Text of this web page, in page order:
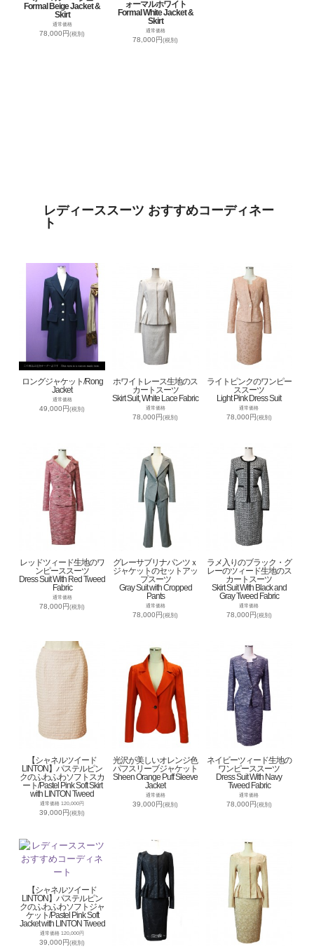
Formal Beige Jacket &
Skirt
通常価格
78,000円(税別)
ォーマルホワイト
Formal White Jacket &
Skirt
通常価格
78,000円(税別)
レディーススーツ おすすめコーディネー
ト
ロングジャケット/Rong
Jacket
通常価格
49,000円(税別)
ホワイトレース生地のス
カートスーツ
Skirt Suit, White Lace Fabric
通常価格
78,000円(税別)
ライトピンクのワンピー
ススーツ
Light Pink Dress Suit
通常価格
78,000円 (税別)
レッドツィード生地のワ
ンピーススーツ
Dress Suit With Red Tweed
Fabric
通常価格
78,000円(税別)
グレーサブリナパンツｘ
ジャケットのセットアッ
プスーツ
Gray Suit with Cropped
Pants
通常価格
78,000円(税別)
ラメ入りのブラック・グ
レーのツィード生地のス
カートスーツ
Skirt Suit With Black and
Gray Tweed Fabric
通常価格
78,000円(税別)
【シャネルツイード
LINTON】パステルピン
クのふわふわソフトスカ
ート/Pastel Pink Soft Skirt
with LINTON Tweed
通常価格 120,000円
39,000円(税別)
光沢が美しいオレンジ色
パフスリーブジャケット
Sheen Orange Puff Sleeve
Jacket
通常価格
39,000円(税別)
ネイビーツィード生地の
ワンピーススーツ
Dress Suit With Navy
Tweed Fabric
通常価格
78,000円(税別)
【シャネルツイード
LINTON】パステルピン
クのふわふわソフトジャ
ケット/Pastel Pink Soft
Jacket with LINTON Tweed
通常価格 120,000円
39,000円(税別)